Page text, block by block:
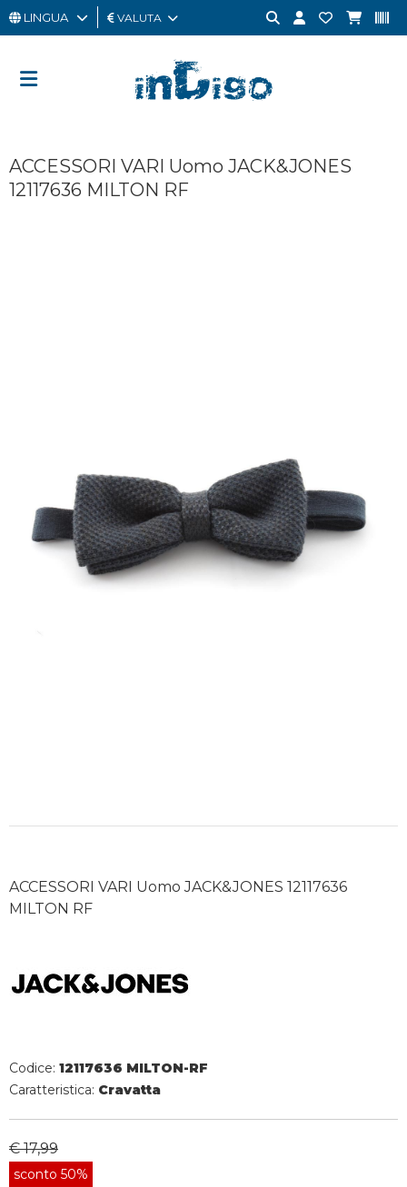
UOMO
CARD
LINGUA VALUTA
ACCESSORI VARI Uomo JACK&JONES
12117636 MILTON RF
ACCESSORI VARI Uomo JACK&JONES 12117636
MILTON RF
Codice: 12117636 MILTON-RF
Caratteristica: Cravatta
€ 17,99
sconto 50%